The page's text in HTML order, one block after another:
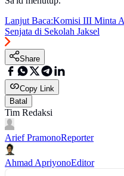
Lanjut Baca:Komisi III Minta
Senjata di Sekolah Jaksel
Share
Copy Link
Batal
Tim Redaksi
Arief PramonoReporter
Ahmad ApriyonoEditor